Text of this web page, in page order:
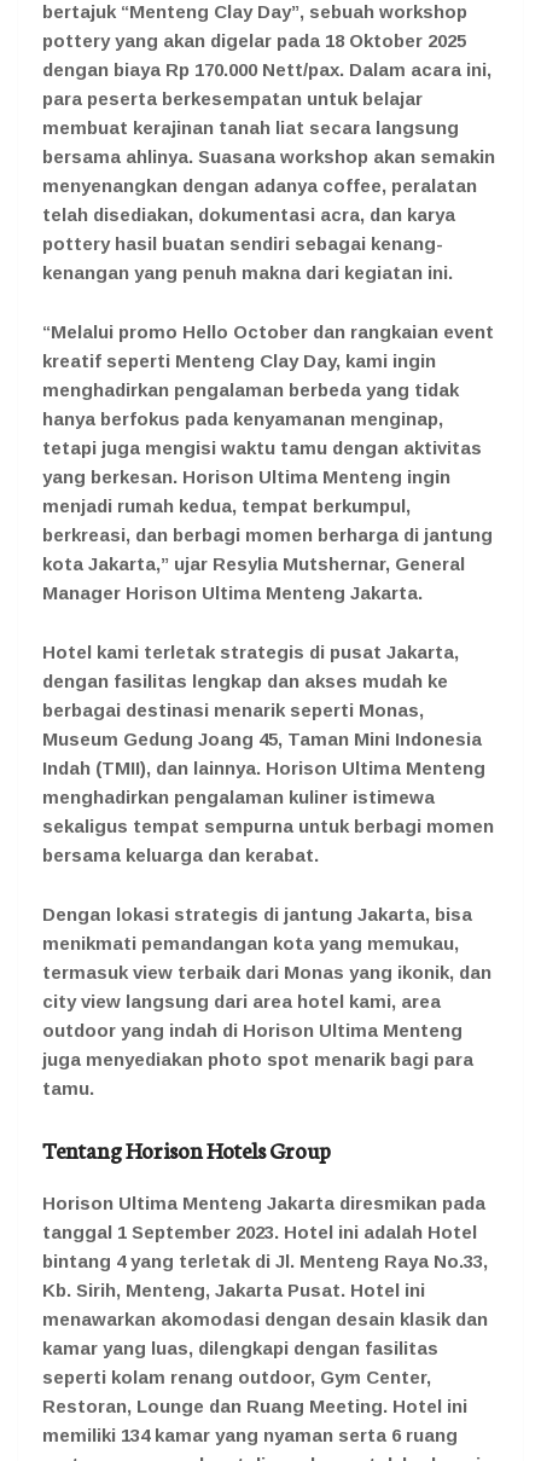
bertajuk “Menteng Clay Day”, sebuah workshop
pottery yang akan digelar pada 18 Oktober 2025
dengan biaya Rp 170.000 Nett/pax. Dalam acara ini,
para peserta berkesempatan untuk belajar
membuat kerajinan tanah liat secara langsung
bersama ahlinya. Suasana workshop akan semakin
menyenangkan dengan adanya coffee, peralatan
telah disediakan, dokumentasi acra, dan karya
pottery hasil buatan sendiri sebagai kenang-
kenangan yang penuh makna dari kegiatan ini.
“Melalui promo Hello October dan rangkaian event
kreatif seperti Menteng Clay Day, kami ingin
menghadirkan pengalaman berbeda yang tidak
hanya berfokus pada kenyamanan menginap,
tetapi juga mengisi waktu tamu dengan aktivitas
yang berkesan. Horison Ultima Menteng ingin
menjadi rumah kedua, tempat berkumpul,
berkreasi, dan berbagi momen berharga di jantung
kota Jakarta,” ujar Resylia Mutshernar, General
Manager Horison Ultima Menteng Jakarta.
Hotel kami terletak strategis di pusat Jakarta,
dengan fasilitas lengkap dan akses mudah ke
berbagai destinasi menarik seperti Monas,
Museum Gedung Joang 45, Taman Mini Indonesia
Indah (TMII), dan lainnya. Horison Ultima Menteng
menghadirkan pengalaman kuliner istimewa
sekaligus tempat sempurna untuk berbagi momen
bersama keluarga dan kerabat.
Dengan lokasi strategis di jantung Jakarta, bisa
menikmati pemandangan kota yang memukau,
termasuk view terbaik dari Monas yang ikonik, dan
city view langsung dari area hotel kami, area
outdoor yang indah di Horison Ultima Menteng
juga menyediakan photo spot menarik bagi para
tamu.
Tentang Horison Hotels Group
Horison Ultima Menteng Jakarta diresmikan pada
tanggal 1 September 2023. Hotel ini adalah Hotel
bintang 4 yang terletak di Jl. Menteng Raya No.33,
Kb. Sirih, Menteng, Jakarta Pusat. Hotel ini
menawarkan akomodasi dengan desain klasik dan
kamar yang luas, dilengkapi dengan fasilitas
seperti kolam renang outdoor, Gym Center,
Restoran, Lounge dan Ruang Meeting. Hotel ini
memiliki 134 kamar yang nyaman serta 6 ruang